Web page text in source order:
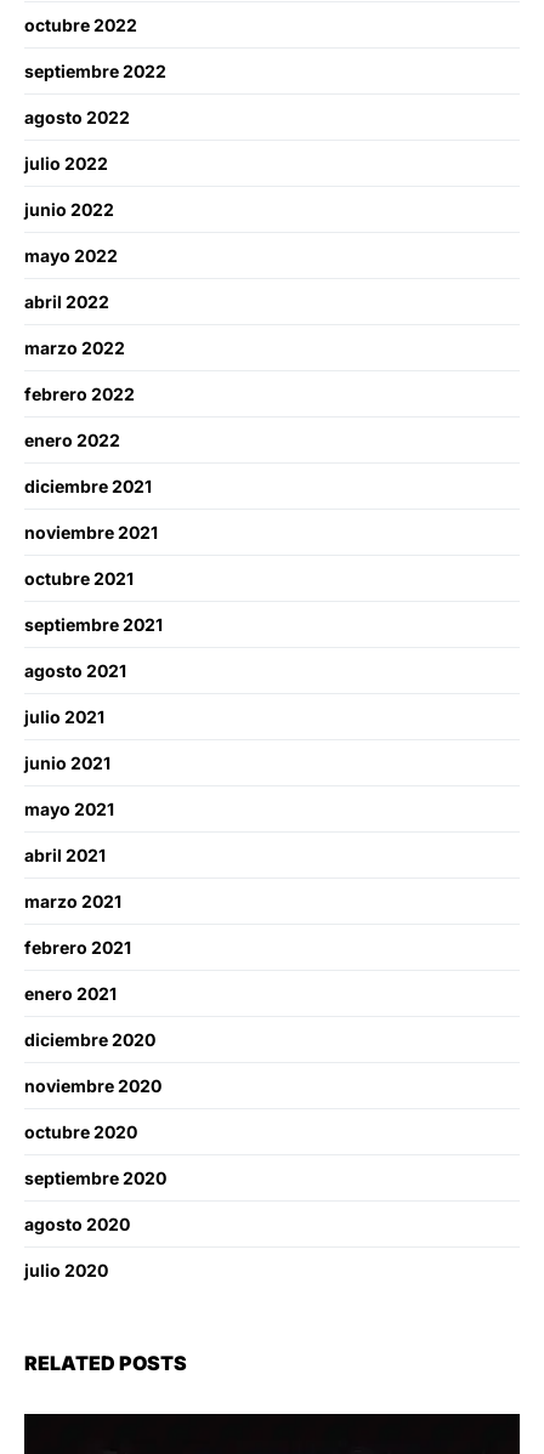
octubre 2022
septiembre 2022
agosto 2022
julio 2022
junio 2022
mayo 2022
abril 2022
marzo 2022
febrero 2022
enero 2022
diciembre 2021
noviembre 2021
octubre 2021
septiembre 2021
agosto 2021
julio 2021
junio 2021
mayo 2021
abril 2021
marzo 2021
febrero 2021
enero 2021
diciembre 2020
noviembre 2020
octubre 2020
septiembre 2020
agosto 2020
julio 2020
RELATED POSTS